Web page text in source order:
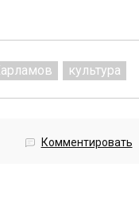
культура
Комментировать